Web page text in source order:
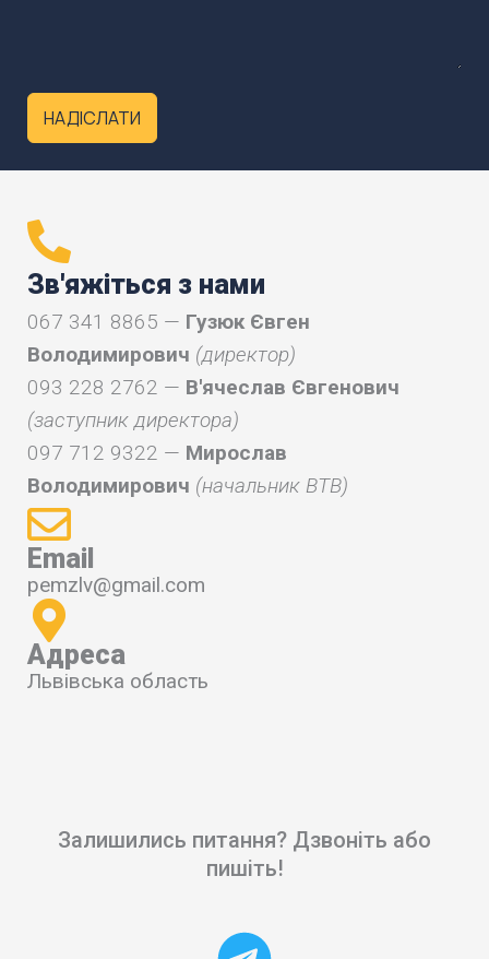
НАДІСЛАТИ
Зв'яжіться з нами
067 341 8865 — Гузюк Євген
Володимирович (директор)
093 228 2762 — В'ячеслав Євгенович
(заступник директора)
097 712 9322 — Мирослав
Володимирович (начальник ВТВ)
Email
pemzlv@gmail.com
Адреса
Львівська область
Залишились питання? Дзвоніть або
пишіть!